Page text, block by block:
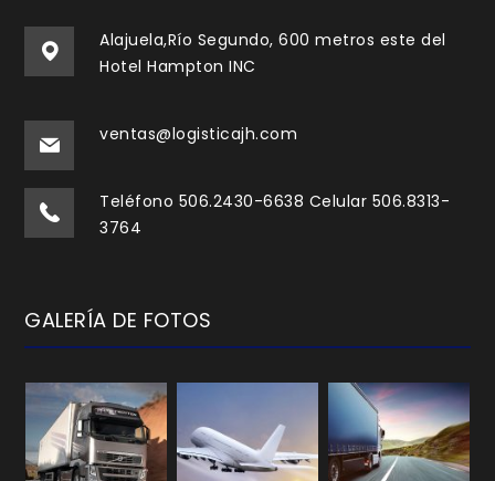
Alajuela,Río Segundo, 600 metros este del
Hotel Hampton INC
ventas@logisticajh.com
Teléfono 506.2430-6638 Celular 506.8313-
3764
GALERÍA DE FOTOS